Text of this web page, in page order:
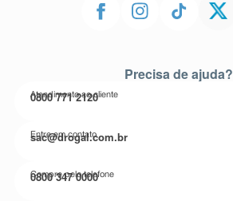
Precisa de ajuda?
Atendimento ao cliente
0800 771 2120
Entre em contato
sac@drogal.com.br
Compre pelo telefone
0800 347 0000